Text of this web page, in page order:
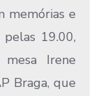
memórias e
19.00,
Irene
Braga, que